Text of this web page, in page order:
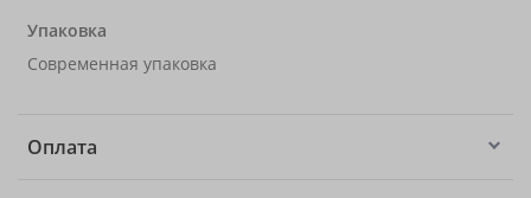
Упаковка
Современная упаковка
Оплата